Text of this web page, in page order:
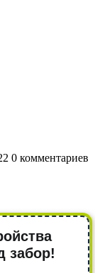
0 комментариев
забор!